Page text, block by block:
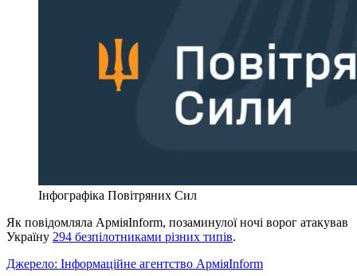
Інфографіка Повітряних Сил
Як повідомляла АрміяInform, позаминулої ночі ворог атакував
Україну 294 безпілотниками різних типів.
Джерело: Інформаційне агентство АрміяInform